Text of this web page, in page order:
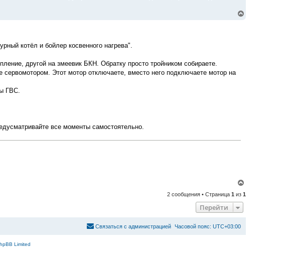
котёл и бойлер косвенного нагрева".
другой на змеевик БКН. Обратку просто тройником собираете.
Этот мотор отключаете, вместо него подключаете мотор на
ГВС.
все моменты самостоятельно.
р
2 сообщения • Страница 1 из 1
Перейти
Часовой пояс: UTC+03:00
Связаться с администрацией
Limited